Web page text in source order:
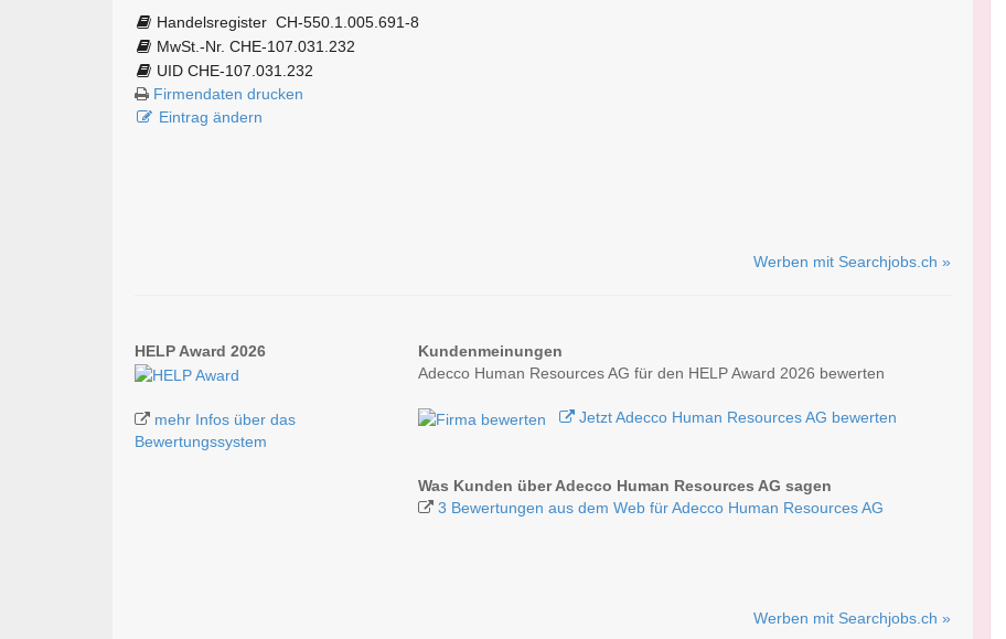
Handelsregister CH-550.1.005.691-8
MwSt.-Nr. CHE-107.031.232
UID CHE-107.031.232
Firmendaten drucken
Eintrag ändern
Werben mit Searchjobs.ch »
HELP Award 2026
mehr Infos über das
Bewertungssystem
Kundenmeinungen
Adecco Human Resources AG für den HELP Award 2026 bewerten
Jetzt Adecco Human Resources AG bewerten
Was Kunden über Adecco Human Resources AG sagen
3 Bewertungen aus dem Web für Adecco Human Resources AG
Werben mit Searchjobs.ch »